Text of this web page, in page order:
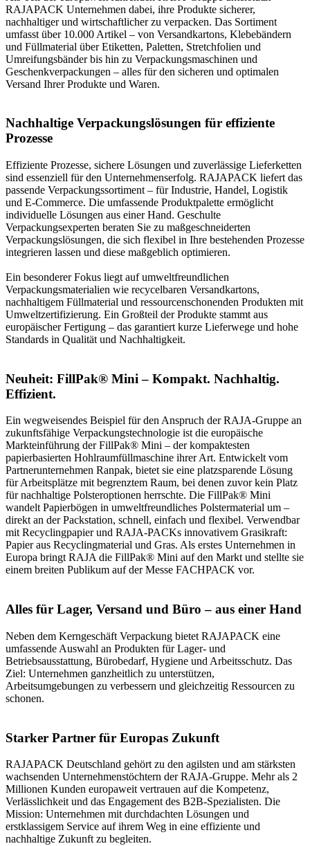
RAJAPACK Unternehmen dabei, ihre Produkte sicherer,
nachhaltiger und wirtschaftlicher zu verpacken. Das Sortiment
umfasst über 10.000 Artikel – von Versandkartons, Klebebändern
und Füllmaterial über Etiketten, Paletten, Stretchfolien und
Umreifungsbänder bis hin zu Verpackungsmaschinen und
Geschenkverpackungen – alles für den sicheren und optimalen
Versand Ihrer Produkte und Waren.
Nachhaltige Verpackungslösungen für effiziente
Prozesse
Effiziente Prozesse, sichere Lösungen und zuverlässige Lieferketten
sind essenziell für den Unternehmenserfolg. RAJAPACK liefert das
passende Verpackungssortiment – für Industrie, Handel, Logistik
und E-Commerce. Die umfassende Produktpalette ermöglicht
individuelle Lösungen aus einer Hand. Geschulte
Verpackungsexperten beraten Sie zu maßgeschneiderten
Verpackungslösungen, die sich flexibel in Ihre bestehenden Prozesse
integrieren lassen und diese maßgeblich optimieren.
Ein besonderer Fokus liegt auf umweltfreundlichen
Verpackungsmaterialien wie recycelbaren Versandkartons,
nachhaltigem Füllmaterial und ressourcenschonenden Produkten mit
Umweltzertifizierung. Ein Großteil der Produkte stammt aus
europäischer Fertigung – das garantiert kurze Lieferwege und hohe
Standards in Qualität und Nachhaltigkeit.
Neuheit: FillPak® Mini – Kompakt. Nachhaltig.
Effizient.
Ein wegweisendes Beispiel für den Anspruch der RAJA-Gruppe an
zukunftsfähige Verpackungstechnologie ist die europäische
Markteinführung der FillPak® Mini – der kompaktesten
papierbasierten Hohlraumfüllmaschine ihrer Art. Entwickelt vom
Partnerunternehmen Ranpak, bietet sie eine platzsparende Lösung
für Arbeitsplätze mit begrenztem Raum, bei denen zuvor kein Platz
für nachhaltige Polsteroptionen herrschte. Die FillPak® Mini
wandelt Papierbögen in umweltfreundliches Polstermaterial um –
direkt an der Packstation, schnell, einfach und flexibel. Verwendbar
mit Recyclingpapier und RAJA-PACKs innovativem Grasikraft:
Papier aus Recyclingmaterial und Gras. Als erstes Unternehmen in
Europa bringt RAJA die FillPak® Mini auf den Markt und stellte sie
einem breiten Publikum auf der Messe FACHPACK vor.
Alles für Lager, Versand und Büro – aus einer Hand
Neben dem Kerngeschäft Verpackung bietet RAJAPACK eine
umfassende Auswahl an Produkten für Lager- und
Betriebsausstattung, Bürobedarf, Hygiene und Arbeitsschutz. Das
Ziel: Unternehmen ganzheitlich zu unterstützen,
Arbeitsumgebungen zu verbessern und gleichzeitig Ressourcen zu
schonen.
Starker Partner für Europas Zukunft
RAJAPACK Deutschland gehört zu den agilsten und am stärksten
wachsenden Unternehmenstöchtern der RAJA-Gruppe. Mehr als 2
Millionen Kunden europaweit vertrauen auf die Kompetenz,
Verlässlichkeit und das Engagement des B2B-Spezialisten. Die
Mission: Unternehmen mit durchdachten Lösungen und
erstklassigem Service auf ihrem Weg in eine effiziente und
nachhaltige Zukunft zu begleiten.